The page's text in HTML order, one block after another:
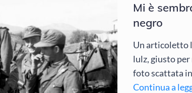
Mi è
negro
Un articoletto
lulz, giusto
foto scattata
Continua a